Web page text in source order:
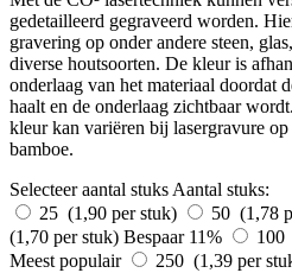
gedetailleerd gegraveerd worden.
gravering op onder andere steen,
diverse houtsoorten. De kleur is
onderlaag van het materiaal doordat
haalt en de onderlaag zichtbaar
kleur kan variëren bij lasergravure
bamboe.
Selecteer aantal stuksAantal stuks:
25 (1,90 per stuk)
50 (1,78
(1,70 per stuk) Bespaar 11% 100
Meest populair
250 (1,39 per